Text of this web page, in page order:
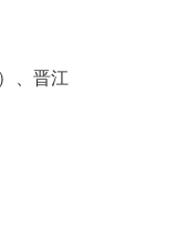
、晋江